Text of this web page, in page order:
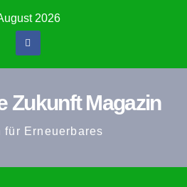
2026
Zukunft Magazin
für Erneuerbares